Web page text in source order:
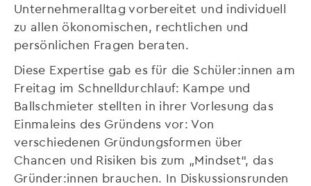
Unternehmeralltag vorbereitet und individuell
zu allen ökonomischen, rechtlichen und
persönlichen Fragen beraten.
Diese Expertise gab es für die Schüler:innen am
Freitag im Schnelldurchlauf: Kampe und
Ballschmieter stellten in ihrer Vorlesung das
Einmaleins des Gründens vor: Von
verschiedenen Gründungsformen über
Chancen und Risiken bis zum „Mindset“, das
Gründer:innen brauchen. In Diskussionsrunden